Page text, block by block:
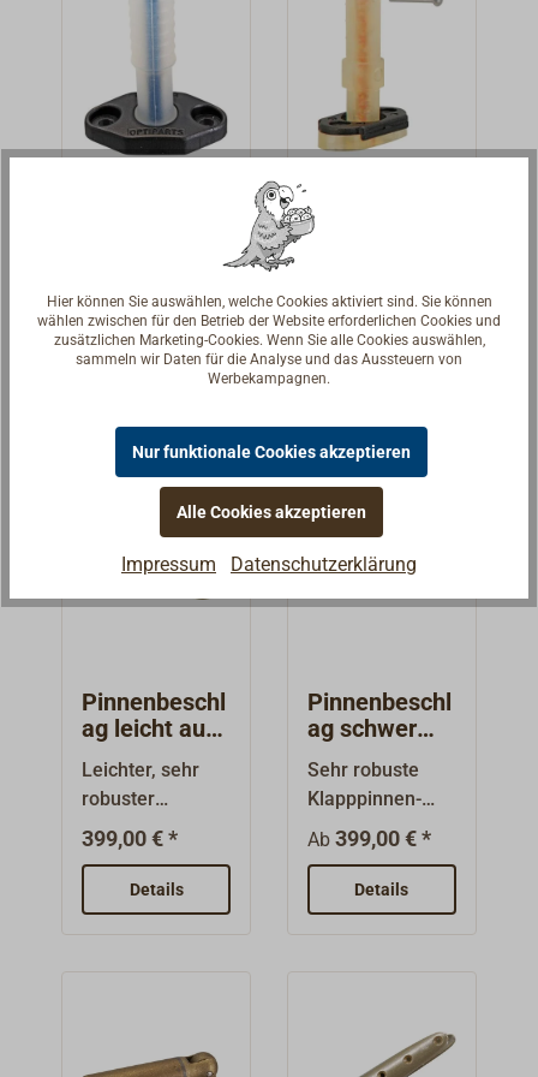
Modell
entsprechenden
Pins ist
vorhanden, Ø 6,5
Der Beschlag ist
mit 13 mm
Breite so
schlank, dass er
Pinnenausleger
aus Holz,
Kohlefaser
geeignet ist.
Abmessungen:
Grundplatte 50 x
OPTIPARTS
mit DYNEEMA-
Kern.
16,01 € *
für
Pinnenausleg
mit DYNEEMA-
Kern.
9,10 € *
Pinnenbeschl
ag leicht aus
Bronze
SPARTAN
Leichter, sehr
robuster
Klapppinnen -
Beschlag aus
hochfester
Gussbronze.Obe
Ruderpinne wird
399,00 € *
Details
Pinnenbeschl
ag schwer
aus Bronze
SPARTAN
Sehr robuste
Klapppinnen-
Beschläge aus
hochfester
Gussbronze,
Oberfläche matt
Ruderpinne wird
zwischen den
Ab 399,00 € *
Details
Hier können Sie auswählen, welche Cookies aktiviert sind. Sie können
wählen zwischen für den Betrieb der Website erforderlichen Cookies und
zusätzlichen Marketing-Cookies. Wenn Sie alle Cookies auswählen,
sammeln wir Daten für die Analyse und das Aussteuern von
Werbekampagnen.
Nur funktionale Cookies akzeptieren
Alle Cookies akzeptieren
Impressum Datenschutzerklärung